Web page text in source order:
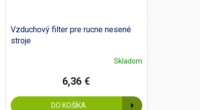
Vzduchový filter pre rucne nesené
stroje
Skladom
6,36 €
DO KOŠÍKA